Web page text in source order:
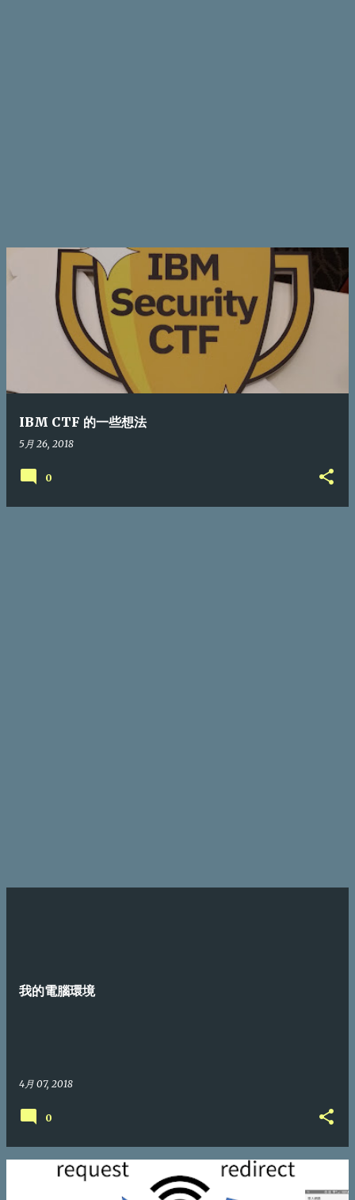
IBM CTF 的一些想法
5月 26, 2018
0
我的電腦環境
4月 07, 2018
0